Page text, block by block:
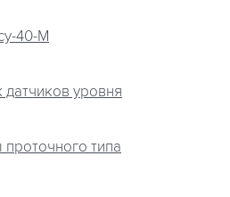
40-М
уровня
типа